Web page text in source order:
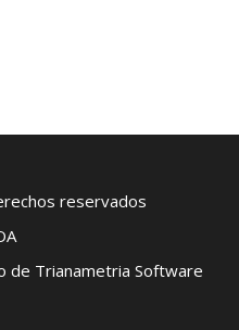
reservados
de Trianametria Software